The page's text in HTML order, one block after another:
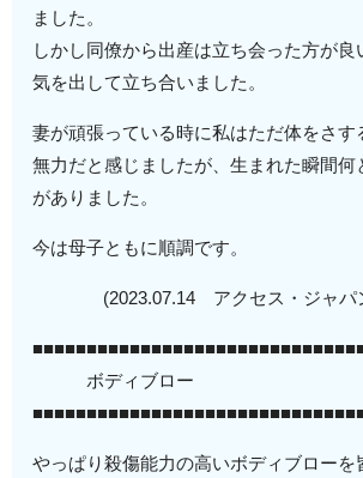
ました。
しかし同僚から出産は立ち会った方が良
気を出して立ち合いました。
妻が頑張っている時に私はただ体をさす
無力だと感じましたが、生まれた瞬間何
がありました。
今は母子ともに順調です。
(2023.07.14 アクセス・ジャ
ボディブロー
やっぱり殺傷能力の高いボディブローを